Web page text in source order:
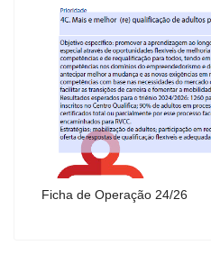
Ficha de Operação 24/26